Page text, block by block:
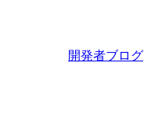
開発者ブログ